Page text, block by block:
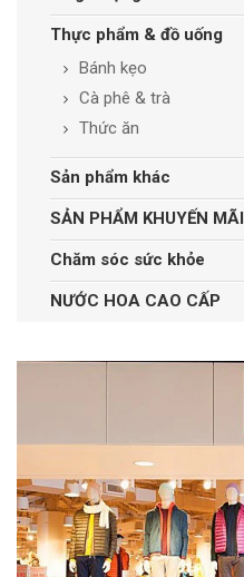
Thực phẩm & đồ uống
Bánh kẹo
Cà phê & trà
Thức ăn
Sản phẩm khác
SẢN PHẨM KHUYẾN MÃI
Chăm sóc sức khỏe
NƯỚC HOA CAO CẤP